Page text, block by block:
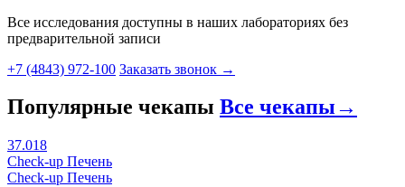
Все исследования доступны в наших лабораториях без
предварительной записи
+7 (4843) 972-100 Заказать звонок →
Популярные чекапы Все чекапы→
37.018
Check-up Печень
Check-up Печень